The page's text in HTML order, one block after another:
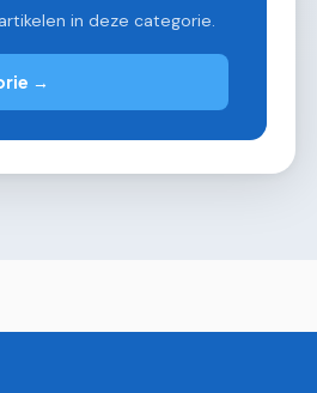
in deze categorie.
→